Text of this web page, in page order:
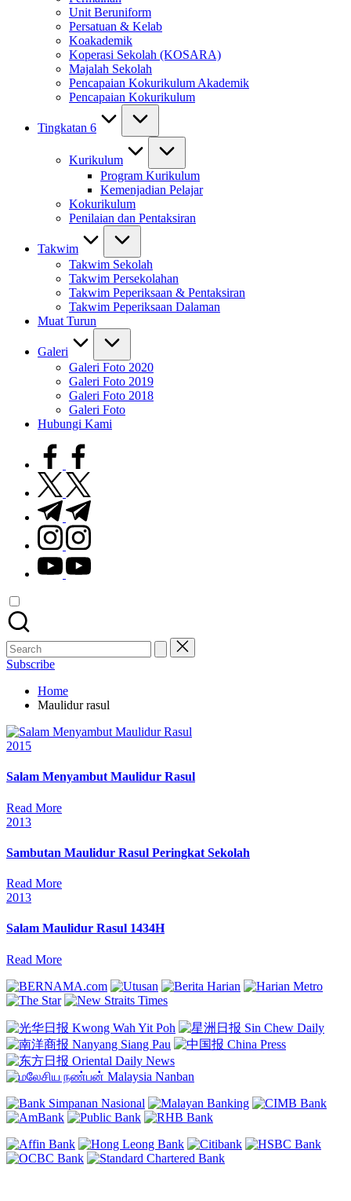
Unit Beruniform
Persatuan & Kelab
Koakademik
Koperasi Sekolah (KOSARA)
Majalah Sekolah
Pencapaian Kokurikulum Akademik
Pencapaian Kokurikulum
Tingkatan 6
Kurikulum
Program Kurikulum
Kemenjadian Pelajar
Kokurikulum
Penilaian dan Pentaksiran
Takwim
Takwim Sekolah
Takwim Persekolahan
Takwim Peperiksaan & Pentaksiran
Takwim Peperiksaan Dalaman
Muat Turun
Galeri
Galeri Foto 2020
Galeri Foto 2019
Galeri Foto 2018
Galeri Foto
Hubungi Kami
facebook.com
twitter.com
t.me
instagram.com
youtube.com
Search
for:
Subscribe
Home
Maulidur rasul
Posted
2015
Salam Menyambut Maulidur Rasul
Read More
Posted
2013
Sambutan Maulidur Rasul Peringkat Sekolah
Read More
Posted
2013
Salam Maulidur Rasul 1434H
Read More